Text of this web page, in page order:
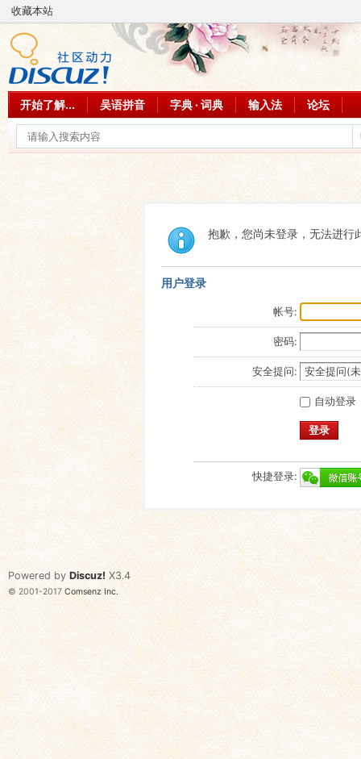
收藏本站
开始了解... 吴语拼音 字典 · 词典 输入法 论坛
抱歉，您尚未登录，无法进行
用户登录
帐号:
密码:
安全提问:
自动登录
登录
快捷登录:
Powered by Discuz! X3.4
© 2001-2017 Comsenz Inc.